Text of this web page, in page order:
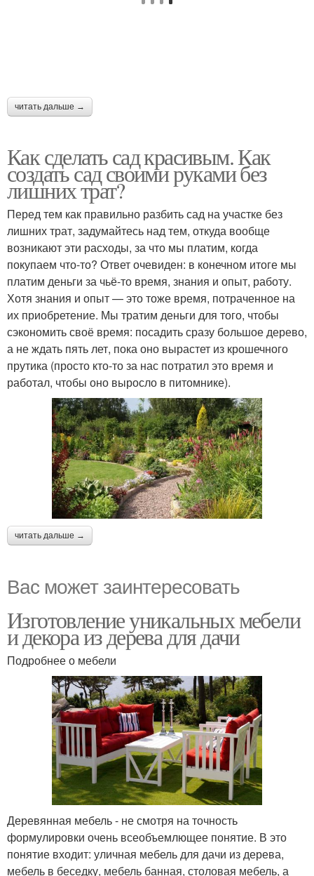
читать дальше →
Как сделать сад красивым. Как
создать сад своими руками без
лишних трат?
Перед тем как правильно разбить сад на участке без
лишних трат, задумайтесь над тем, откуда вообще
возникают эти расходы, за что мы платим, когда
покупаем что-то? Ответ очевиден: в конечном итоге мы
платим деньги за чьё-то время, знания и опыт, работу.
Хотя знания и опыт — это тоже время, потраченное на
их приобретение. Мы тратим деньги для того, чтобы
сэкономить своё время: посадить сразу большое дерево,
а не ждать пять лет, пока оно вырастет из крошечного
прутика (просто кто-то за нас потратил это время и
работал, чтобы оно выросло в питомнике).
читать дальше →
Вас может заинтересовать
Изготовление уникальных мебели
и декора из дерева для дачи
Подробнее о мебели
Деревянная мебель - не смотря на точность
формулировки очень всеобъемлющее понятие. В это
понятие входит: уличная мебель для дачи из дерева,
мебель в беседку, мебель банная, столовая мебель, а